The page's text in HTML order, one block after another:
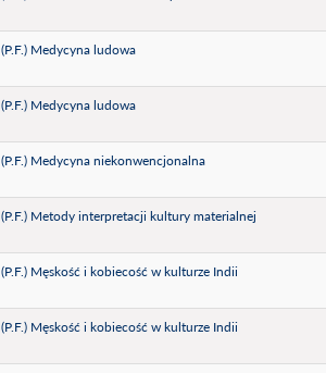
(P.F.) Medycyna ludowa
(P.F.) Medycyna ludowa
(P.F.) Medycyna niekonwencjonalna
(P.F.) Metody interpretacji kultury materialnej
(P.F.) Męskość i kobiecość w kulturze Indii
(P.F.) Męskość i kobiecość w kulturze Indii